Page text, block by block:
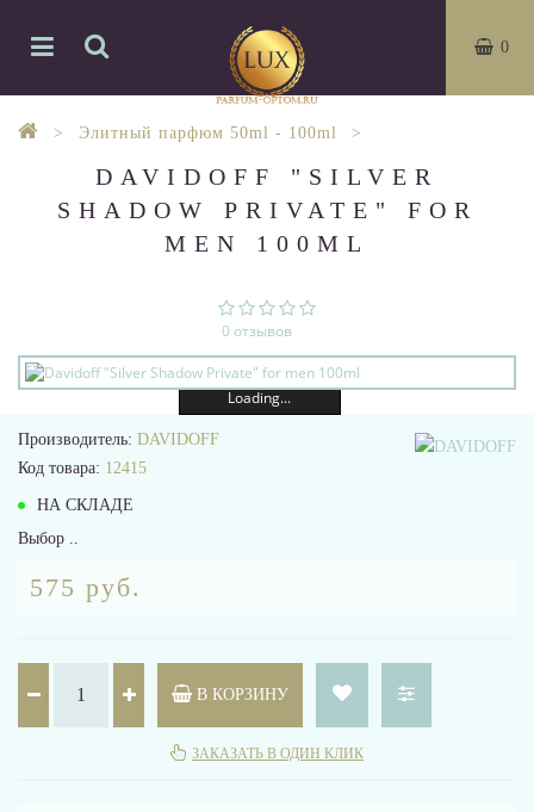
0
Элитный парфюм 50ml - 100ml
DAVIDOFF "SILVER
SHADOW PRIVATE" FOR
MEN 100ML
0 отзывов
Loading...
Производитель: DAVIDOFF
Код товара: 12415
НА СКЛАДЕ
Выбор ..
575 руб.
В КОРЗИНУ
ЗАКАЗАТЬ В ОДИН КЛИК